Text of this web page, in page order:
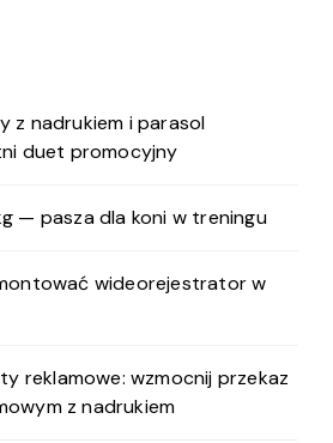
z nadrukiem i parasol
duet promocyjny
— pasza dla koni w treningu
wideorejestrator w
reklamowe: wzmocnij przekaz
z nadrukiem